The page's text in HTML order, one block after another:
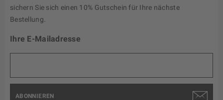
sichern Sie sich einen 10% Gutschein für Ihre nächste
Bestellung.
Ihre E-Mailadresse
ABONNIEREN